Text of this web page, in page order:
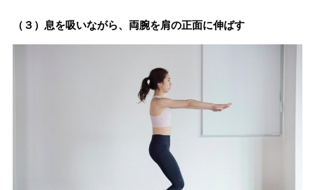
（３）息を吸いながら、両腕を肩の正面に伸ばす